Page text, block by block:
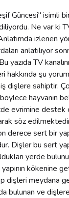
daima karşılıklı olduğu sonsuz bir mücadelededir". Bu da Darwinizm"i empoze etmek için kullanılan bir aldatmacıdır: Avlar ve avcı arasındaki mücadele bu canlıların evrimle ortaya çıktğını göstermez. Bu yorum, sadece TV kanalının Darwinist inançlarını yansıtmaktadır. Tesadüfler hiçbir kompleks yapı yaratamaz. Çölün ortasında bulunan bir kervansaray gördüğümüzde bunun rüzgarla tesadüfen biriken kumlarla olmadığını, insanlar tarafından yapıldığını anlarız. Doğadaki canlılarda ise örnek verilen binadan çok daha kompleks bir tasarım ve bilgi bulunur. Bu kadar kompleks tasarımların ve bilginin tesadüfi evrimle ortaya çıktığını kabul etmek, kervansarayın rüzgar ve kumla meydana geldiğini kabul etmekten çok daha akıl dışıdır. Discovery Channel TV’de kedilerin kökeni evrimin klasik hikaye anlatımıyla ortaya konmaktadır: "Etoburların kökenleri nereye uzanmaktadır? Kedilerin ilki otuzyedi milyon yıl önce ortaya çıkmıştır. İlk kediler ormanda ağaçlarda yaşayan küçük hayvanlardı. Son derece çeviktiler dürbün gibi kullanabildikleri gözleri ve üstün bir işitme yetenekleri vardı. Nihayet ağaçlardan indi ve ilk defa olarak ovalara uzandı. İki milyon yıl gibi kısa sürede içinde bir dizi yeni kedi türü evrimleşti."Buradaki kaçamaklara dikkat etmek gerekir: " Kedilerin ilki otuzyedi milyon yıl önce ortaya çıktı" demek, "nasıl ortaya çıktı" sorusuna bir cevap değildir, ama Discovery Channel TV bunu Darwinist bir üslupla sanki evrimsel açıdan açıklanmış bir konu gibi geçiştirmektir. Gerçekte ise hem kedigillerin (Felidae), hem de diğer memeli ailelerinin kökeni evrim teorisi açısından belirsizdir: Hepsi aniden ortaya çıkmışlardır ve ortak ataları yoktur. Discovery